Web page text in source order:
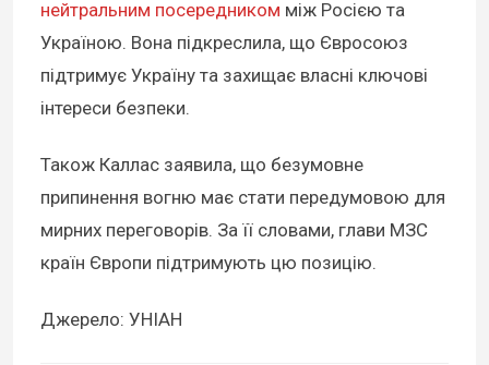
нейтральним посередником між Росією та
Україною. Вона підкреслила, що Євросоюз
підтримує Україну та захищає власні ключові
інтереси безпеки.
Також Каллас заявила, що безумовне
припинення вогню має стати передумовою для
мирних переговорів. За її словами, глави МЗС
країн Європи підтримують цю позицію.
Джерело: УНІАН